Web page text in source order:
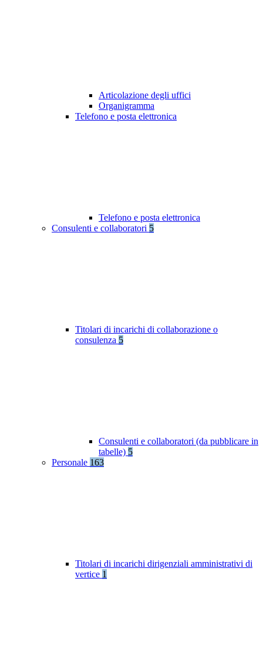
Articolazione degli uffici
Organigramma
Telefono e posta elettronica
Telefono e posta elettronica
Consulenti e collaboratori 5
Titolari di incarichi di collaborazione o
consulenza 5
Consulenti e collaboratori (da pubblicare in
tabelle) 5
Personale 163
Titolari di incarichi dirigenziali amministrativi di
vertice 1